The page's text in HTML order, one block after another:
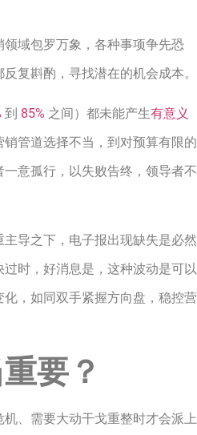
域包罗万象，各种事项争先恐
复斟酌，寻找潜在的机会成本。
到 85% 之间）都未能产生有意义
管道选择不当，到对预算有限的
意孤行，以失败告终，领导者不
导之下，电子报出现缺失是必然
时，好消息是，这种波动是可以
，如同双手紧握方向盘，稳控营
要？
、需要大动干戈重整时才会派上